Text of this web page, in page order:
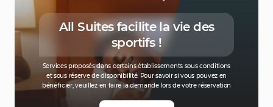
All Suites facilite la vie des
sportifs !
Services proposés dans certains établissements sous conditions
et sous réserve de disponibilité. Pour savoir si vous pouvez en
bénéficier, veuillez en faire la demande lors de votre réservation